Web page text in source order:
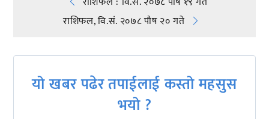
Post
navigation
राशिफल, वि.सं. २०७८ पौष २० गते
यो खबर पढेर तपाईलाई कस्तो महसुस
भयो ?